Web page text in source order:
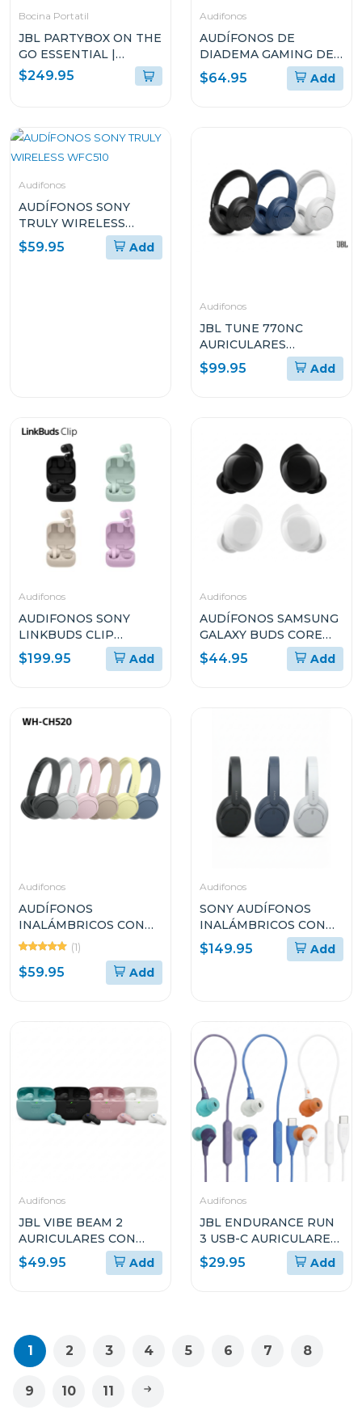
Bocina Portatil
JBL PARTYBOX ON THE
GO ESSENTIAL |
ALTAVOZ PORTÁTIL
PARA FIESTAS CON
$249.95
Audifonos
AUDÍFONOS DE
DIADEMA GAMING DE
LOGITECH DE CABLE
CON MICRÓFONO
$64.95 Add
Audifonos
AUDÍFONOS SONY
TRULY WIRELESS
WFC510
$59.95 Add
Audifonos
JBL TUNE 770NC
AURICULARES
CIRCUMAURALES
INALÁMBRICOS CON
$99.95 Add
Audifonos
AUDIFONOS SONY
LINKBUDS CLIP
TOTALMENTE
INALÁMBRICOS
$199.95 Add
Audifonos
AUDÍFONOS SAMSUNG
GALAXY BUDS CORE
SMR410N
$44.95 Add
Audifonos
AUDÍFONOS
INALÁMBRICOS CON
MICRÓFONO SONY
WHCH520
(1)
$59.95 Add
Audifonos
SONY AUDÍFONOS
INALÁMBRICOS CON
NOISE CANCELLING
WHCH720N
$149.95 Add
Audifonos
JBL VIBE BEAM 2
AURICULARES CON
TRUE WIRELESS CON
CANCELACIÓN DE
$49.95 Add
Audifonos
JBL ENDURANCE RUN
3 USB-C AURICULARES
DEPORTIVOS CON
CABLE
$29.95 Add
1 2 3 4 5 6 7 8
9 10 11